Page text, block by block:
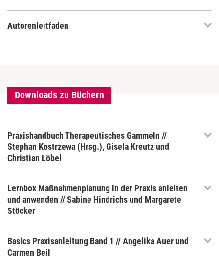
Autorenleitfaden
Downloads zu Büchern
Praxishandbuch Therapeutisches Gammeln //
Stephan Kostrzewa (Hrsg.), Gisela Kreutz und
Christian Löbel
Lernbox Maßnahmenplanung in der Praxis anleiten
und anwenden // Sabine Hindrichs und Margarete
Stöcker
Basics Praxisanleitung Band 1 // Angelika Auer und
Carmen Beil